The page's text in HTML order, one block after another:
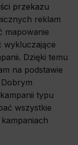
przekazu
reklam
mapowanie
wykluczające
Dzięki temu
na podstawie
typu
wszystkie